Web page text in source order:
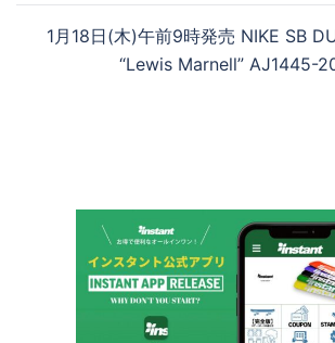
1月18日(木)午前9時発売 NIKE SB
“Lewis Marnell” AJ1445-